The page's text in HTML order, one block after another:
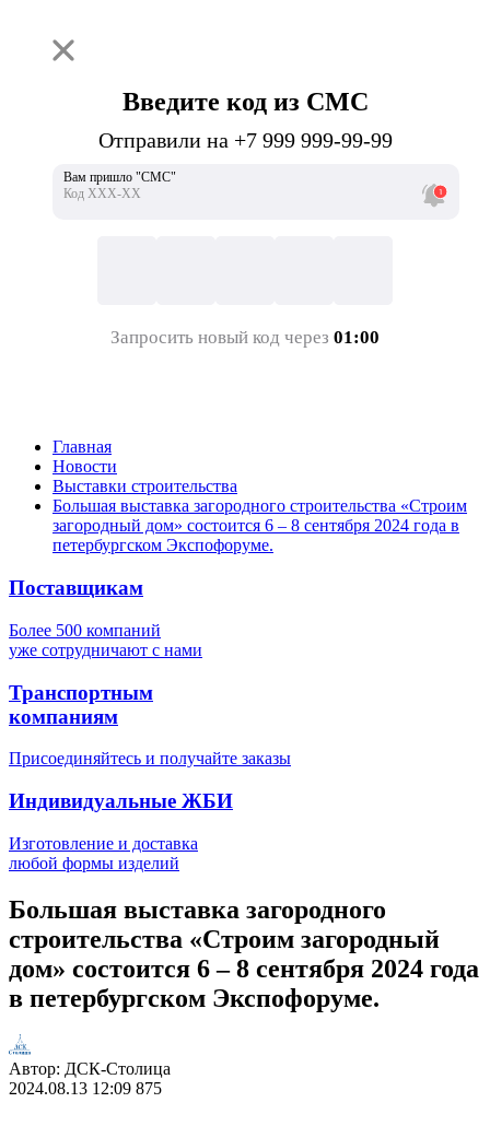
Введите код из СМС
Отправили на +7 999 999-99-99
Вам пришло "СМС"
Код ХХХ-ХХ
Запросить новый код через 01:00
Главная
Новости
Выставки строительства
Большая выставка загородного строительства «Строим
загородный дом» состоится 6 – 8 сентября 2024 года в
петербургском Экспофоруме.
Поставщикам
Более 500 компаний
уже сотрудничают с нами
Транспортным
компаниям
Присоединяйтесь и получайте заказы
Индивидуальные ЖБИ
Изготовление и доставка
любой формы изделий
Большая выставка загородного
строительства «Строим загородный
дом» состоится 6 – 8 сентября 2024 года
в петербургском Экспофоруме.
Автор: ДСК-Столица
2024.08.13 12:09 875